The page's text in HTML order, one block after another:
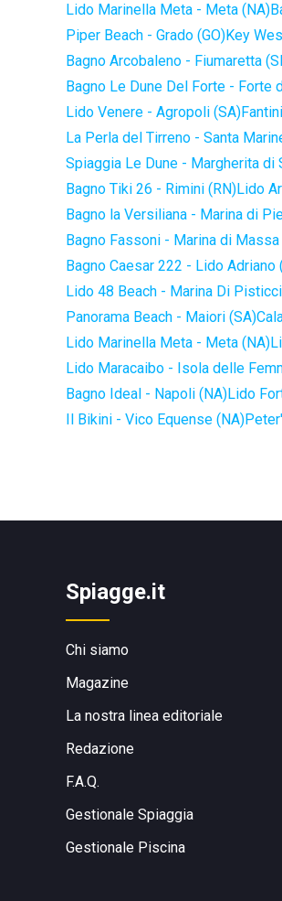
Lido Marinella Meta - Meta (NA)
Piper Beach - Grado (GO)Key
Bagno Arcobaleno - Fiumaretta
Bagno Le Dune Del Forte - Forte
Lido Venere - Agropoli (SA)
La Perla del Tirreno - Santa
Spiaggia Le Dune - Margherita di
Bagno Tiki 26 - Rimini (RN)Lido
Bagno la Versiliana - Marina di
Bagno Fassoni - Marina di
Bagno Caesar 222 - Lido Adriano
Lido 48 Beach - Marina Di
Panorama Beach - Maiori (SA)
Lido Marinella Meta - Meta (NA)
Lido Maracaibo - Isola delle
Bagno Ideal - Napoli (NA)Lido
Il Bikini - Vico Equense (NA)
Spiagge.it
Chi siamo
Magazine
La nostra linea editoriale
Redazione
F.A.Q.
Gestionale Spiaggia
Gestionale Piscina